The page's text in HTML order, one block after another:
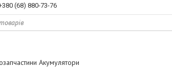
(68) 880-73-76
Акумулятори